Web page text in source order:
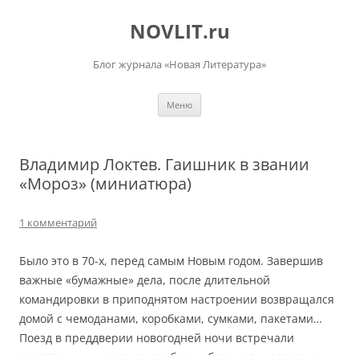
NOVLIT.ru
Блог журнала «Новая Литература»
Меню
Владимир Локтев. Гаишник в звании
«Мороз» (миниатюра)
1 комментарий
Было это в 70-х, перед самым Новым годом. Завершив
важные «бумажные» дела, после длительной
командировки в приподнятом настроении возвращался
домой с чемоданами, коробками, сумками, пакетами…
Поезд в преддверии новогодней ночи встречали